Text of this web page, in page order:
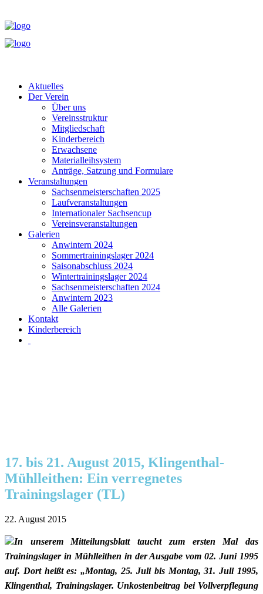
Aktuelles
Der Verein
Über uns
Vereinsstruktur
Mitgliedschaft
Kinderbereich
Erwachsene
Materialleihsystem
Anträge, Satzung und Formulare
Veranstaltungen
Sachsenmeisterschaften 2025
Laufveranstaltungen
Internationaler Sachsencup
Vereinsveranstaltungen
Galerien
Anwintern 2024
Sommertrainingslager 2024
Saisonabschluss 2024
Wintertrainingslager 2024
Sachsenmeisterschaften 2024
Anwintern 2023
Alle Galerien
Kontakt
Kinderbereich
17. bis 21. August 2015, Klingenthal-
Mühlleithen: Ein verregnetes
Trainingslager (TL)
22. August 2015
In unserem Mitteilungsblatt taucht zum ersten Mal das
Trainingslager in Mühlleithen in der Ausgabe vom 02. Juni 1995
auf. Dort heißt es: „Montag, 25. Juli bis Montag, 31. Juli 1995,
Klingenthal, Trainingslager. Unkostenbeitrag bei Vollverpflegung